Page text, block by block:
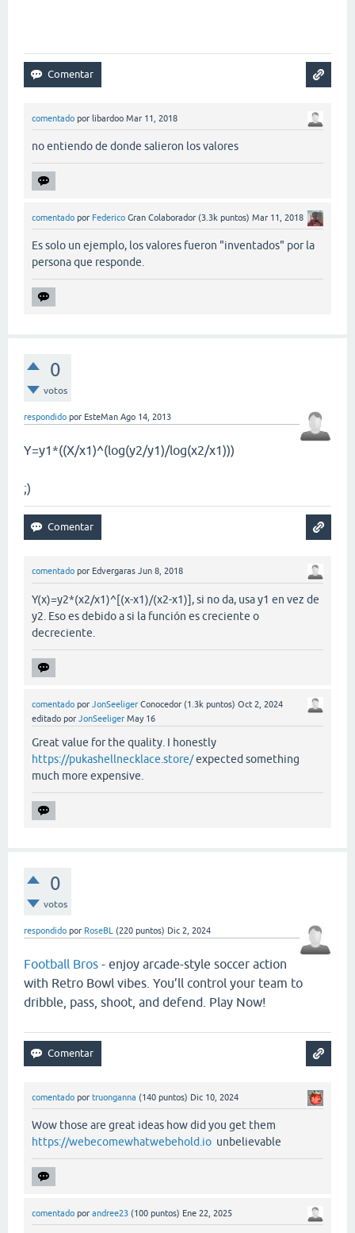
comentado por libardoo Mar 11, 2018
no entiendo de donde salieron los valores
comentado por Federico Gran Colaborador (3.3k puntos) Mar 11, 2018
Es solo un ejemplo, los valores fueron "inventados" por la
persona que responde.
0
votos
respondido por EsteMan Ago 14, 2013
Y=y1*((X/x1)^(log(y2/y1)/log(x2/x1)))
;)
comentado por Edvergaras Jun 8, 2018
Y(x)=y2*(x2/x1)^[(x-x1)/(x2-x1)], si no da, usa y1 en vez de
y2. Eso es debido a si la función es creciente o
decreciente.
comentado por JonSeeliger Conocedor (1.3k puntos) Oct 2, 2024
editado por JonSeeliger May 16
Great value for the quality. I honestly
https://pukashellnecklace.store/expected something
much more expensive.
0
votos
respondido por RoseBL (220 puntos) Dic 2, 2024
Football Bros - enjoy arcade-style soccer action
with Retro Bowl vibes. You’ll control your team to
dribble, pass, shoot, and defend. Play Now!
comentado por truonganna (140 puntos) Dic 10, 2024
Wow those are great ideas how did you get them
https://webecomewhatwebehold.io unbelievable
comentado por andree23 (100 puntos) Ene 22, 2025